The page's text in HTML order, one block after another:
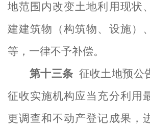
地范围内改变土地利用现状
建建筑物（构筑物、设施）
等，一律不予补偿。
第十三条 征收土地预公
征收实施机构应当充分利用
更调查和不动产登记成果，